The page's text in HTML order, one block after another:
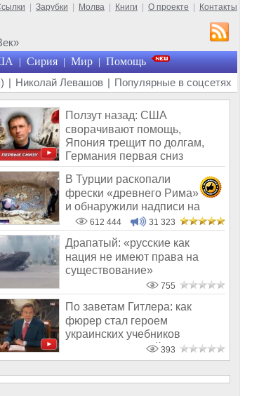
Зарубки Молва Книги О проекте Контакты
| Сирия | Мир | Помощь
| Николай Левашов | Популярные в соцсетях
Ползут назад: США
сворачивают помощь,
Япония трещит по долгам,
Германия первая сниз
В Турции раскопали
фрески «древнего Рима»
и обнаружили надписи на
Русском!
612 444 31 323
Драпатый: «русские как
нация не имеют права на
существование»
755
По заветам Гитлера: как
фюрер стал героем
украинских учебников
истории для детей393